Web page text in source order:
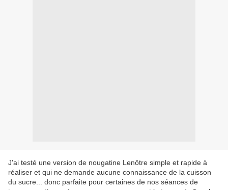
J'ai testé une version de nougatine Lenôtre simple et rapide à
réaliser et qui ne demande aucune connaissance de la cuisson
du sucre... donc parfaite pour certaines de nos séances de